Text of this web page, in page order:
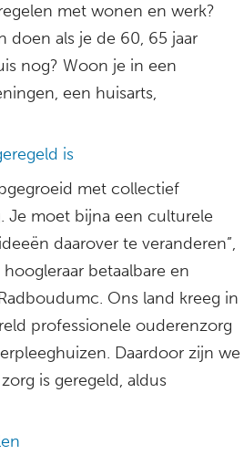
met wonen en werk?
doen als je de 60, 65 jaar
nog? Woon je in een
een huisarts,
is
met collectief
Je moet bijna een culturele
daarover te veranderen”,
betaalbare en
Ons land kreeg in
professionele ouderenzorg
Daardoor zijn we
is geregeld, aldus